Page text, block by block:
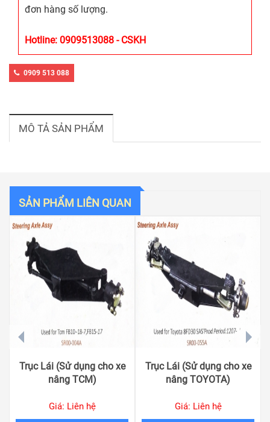
đơn hàng số lượng.
Hotline: 0909513088 - CSKH
0909 513 088
MÔ TẢ SẢN PHẨM
SẢN PHẨM LIÊN QUAN
Trục Lái (Sử dụng cho xe
nâng TCM)
Giá: Liên hệ
Trục Lái (Sử dụng cho xe
nâng TOYOTA)
Giá: Liên hệ
prev next